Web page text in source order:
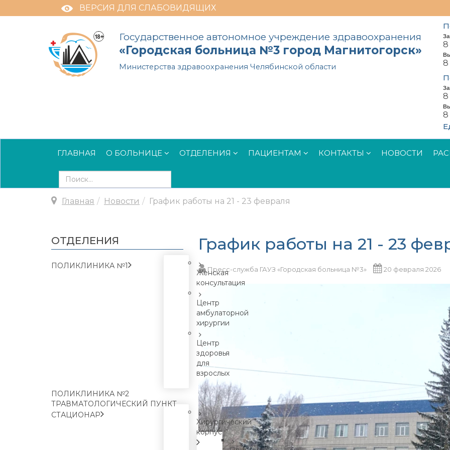
ВЕРСИЯ ДЛЯ СЛАБОВИДЯЩИХ
Государственное автономное учреждение здравоохранения
«Городская больница №3 город Магнитогорск»
Министерства здравоохранения Челябинской области
8
8
8
8
ГЛАВНАЯ О БОЛЬНИЦЕ ОТДЕЛЕНИЯ ПАЦИЕНТАМ КОНТАКТЫ НОВОСТИ
Искать...
Главная Новости График работы на 21 - 23 февраля
График работы на 21 - 23
Пресс-служба ГАУЗ «Городская больница №3» 20 февраля 2026
ОТДЕЛЕНИЯ
ПОЛИКЛИНИКА №1
Женская
консультация
Центр
амбулаторной
хирургии
Центр
здоровья
для
взрослых
ПОЛИКЛИНИКА №2
ТРАВМАТОЛОГИЧЕСКИЙ ПУНКТ
СТАЦИОНАР
Хирургический
корпус